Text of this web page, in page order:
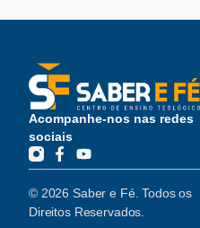
Acompanhe-nos nas redes
sociais
© 2026 Saber e Fé. Todos os
Direitos Reservados.